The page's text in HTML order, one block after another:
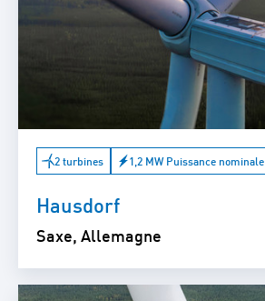
2 turbines 1,2 MW Puissance nominale
Hausdorf
Saxe, Allemagne